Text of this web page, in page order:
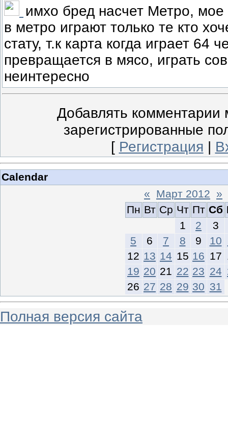
имхо бред насчет Метро,
в метро играют только те кто
стату, т.к карта когда играет 64
превращается в мясо, играть
неинтересно
Добавлять комментарии
зарегистрированные
[ Регистрация |
Calendar
« Март 2012 »
Пн Вт Ср Чт Пт Сб
1
2
3
5
6 7 8 9 10
12 13 14 15 16 17
19 20 21 22 23 24
26 27 28 29 30 31
Полная версия сайта